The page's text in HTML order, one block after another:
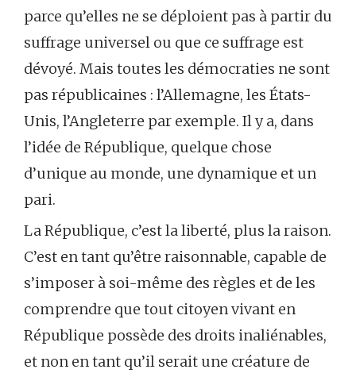
parce qu’elles ne se déploient pas à partir du
suffrage universel ou que ce suffrage est
dévoyé. Mais toutes les démocraties ne sont
pas républicaines : l’Allemagne, les États-
Unis, l’Angleterre par exemple. Il y a, dans
l’idée de République, quelque chose
d’unique au monde, une dynamique et un
pari.
La République, c’est la liberté, plus la raison.
C’est en tant qu’être raisonnable, capable de
s’imposer à soi-même des règles et de les
comprendre que tout citoyen vivant en
République possède des droits inaliénables,
et non en tant qu’il serait une créature de